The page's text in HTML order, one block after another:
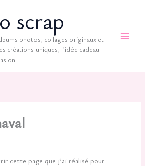
scrap
photos, collages originaux et
créations uniques, l’idée cadeau
cette page que j’ai réalisé pour